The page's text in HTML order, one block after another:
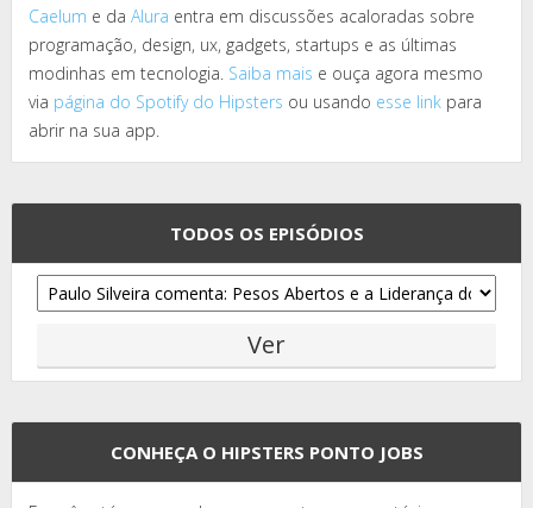
Caelum e da Alura entra em discussões acaloradas sobre
programação, design, ux, gadgets, startups e as últimas
modinhas em tecnologia. Saiba mais e ouça agora mesmo
via página do Spotify do Hipsters ou usando esse link para
abrir na sua app.
TODOS OS EPISÓDIOS
CONHEÇA O HIPSTERS PONTO JOBS